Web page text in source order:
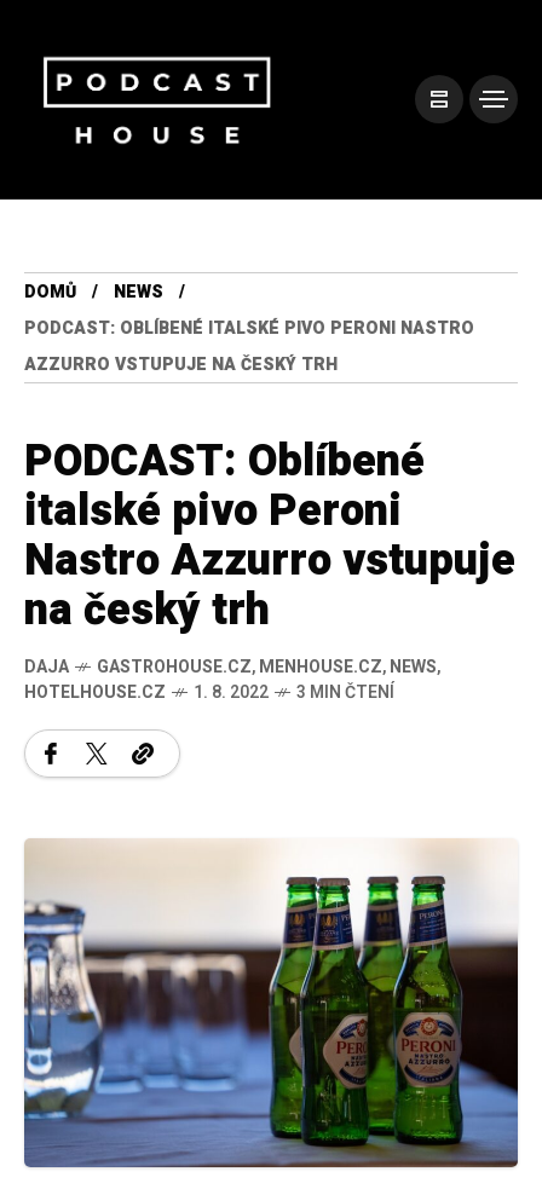
DOMŮ
NEWS
PODCAST: OBLÍBENÉ ITALSKÉ PIVO PERONI NASTRO
AZZURRO VSTUPUJE NA ČESKÝ TRH
PODCAST: Oblíbené
italské pivo Peroni
Nastro Azzurro vstupuje
na český trh
DAJA GASTROHOUSE.CZ,MENHOUSE.CZ,NEWS,
HOTELHOUSE.CZ
1. 8. 2022 3 MIN ČTENÍ